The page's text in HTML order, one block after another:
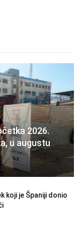
2026.
u augustu
koji je Španiji donio